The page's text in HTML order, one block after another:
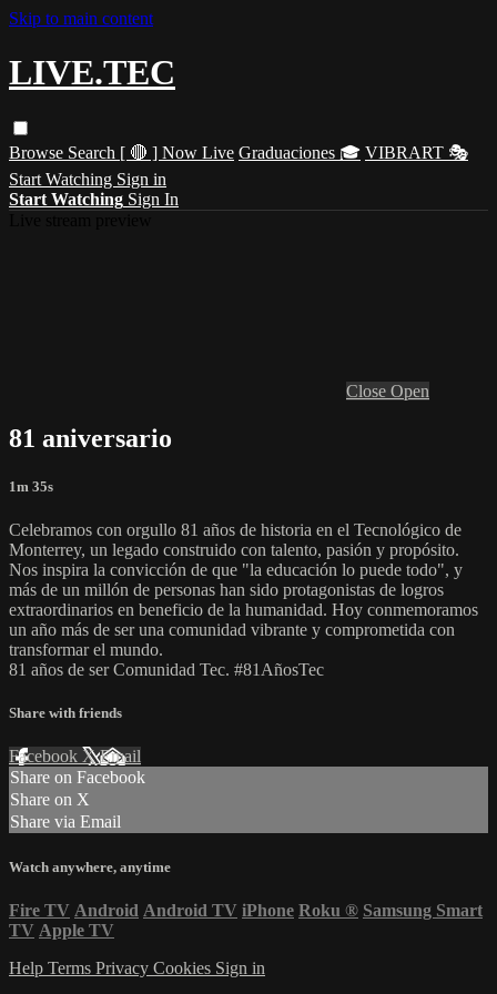
Skip to main content
LIVE.TEC
Browse Search [ 🔴 ] Now Live Graduaciones 🎓 VIBRART 🎭
Start Watching Sign in
Start Watching Sign In
Close Open
81 aniversario
1m 35s
Celebramos con orgullo 81 años de historia en el Tecnológico de
Monterrey, un legado construido con talento, pasión y propósito.
Nos inspira la convicción de que "la educación lo puede todo", y
más de un millón de personas han sido protagonistas de logros
extraordinarios en beneficio de la humanidad. Hoy conmemoramos
un año más de ser una comunidad vibrante y comprometida con
transformar el mundo.
81 años de ser Comunidad Tec. #81AñosTec
Share with friends
Facebook XEmail
Share on Facebook
Share on X
Share via Email
Watch anywhere, anytime
Fire TV Android Android TV iPhone Roku ® Samsung Smart
TV Apple TV
Help Terms Privacy Cookies Sign in